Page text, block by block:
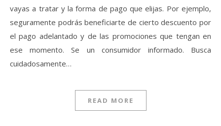
vayas a tratar y la forma de pago que elijas. Por ejemplo,
seguramente podrás beneficiarte de cierto descuento por
el pago adelantado y de las promociones que tengan en
ese momento. Se un consumidor informado. Busca
cuidadosamente…
READ MORE